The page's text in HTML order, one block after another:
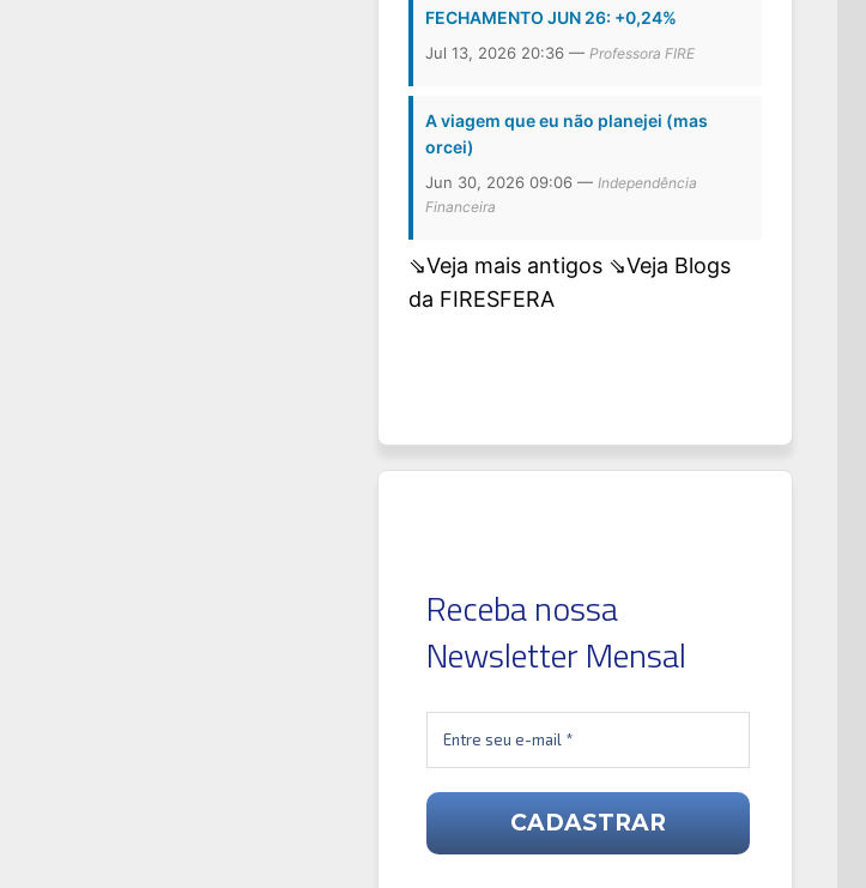
FECHAMENTO JUN 26: +0,24%
Jul 13, 2026 20:36 —Professora FIRE
A viagem que eu não planejei (mas
orcei)
Jun 30, 2026 09:06 —Independência
Financeira
⇘Veja mais antigos ⇘Veja Blogs
da FIRESFERA
Receba nossa
Newsletter Mensal